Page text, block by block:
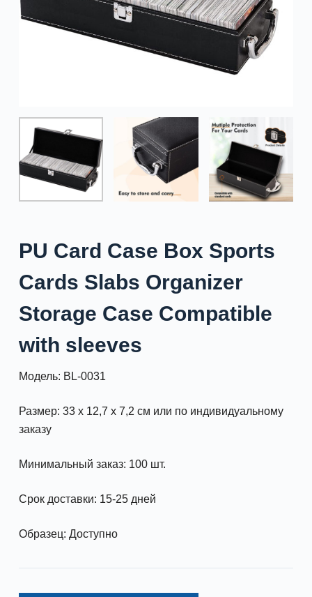
PU Card Case Box Sports
Cards Slabs Organizer
Storage Case Compatible
with sleeves
Модель: BL-0031
Размер: 33 x 12,7 x 7,2 см или по индивидуальному
заказу
Минимальный заказ: 100 шт.
Срок доставки: 15-25 дней
Образец: Доступно